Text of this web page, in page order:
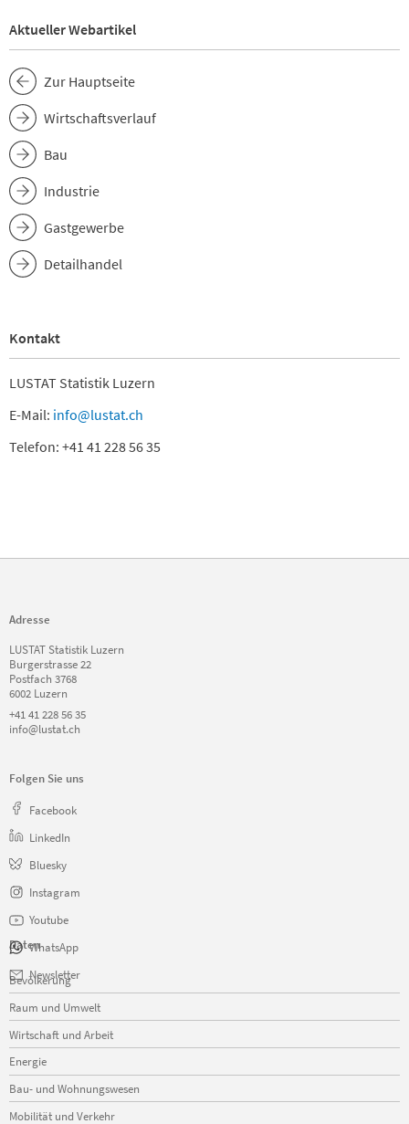
Aktueller Webartikel
Zur Hauptseite
Wirtschaftsverlauf
Bau
Industrie
Gastgewerbe
Detailhandel
Kontakt
LUSTAT Statistik Luzern
E-Mail: info@lustat.ch
Telefon: +41 41 228 56 35
Adresse
LUSTAT Statistik Luzern
Burgerstrasse 22
Postfach 3768
6002 Luzern
+41 41 228 56 35
info@lustat.ch
Folgen Sie uns
Facebook
LinkedIn
Bluesky
Instagram
Youtube
WhatsApp
Newsletter
Daten
Navigation
überspringen
Bevölkerung
Raum und Umwelt
Wirtschaft und Arbeit
Energie
Bau- und Wohnungswesen
Mobilität und Verkehr